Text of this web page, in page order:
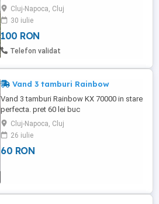
100 ron 12 ore,orar 7-19.1 bat-pescuit la
pluta
Cluj-Napoca, Cluj
30 iulie
100 RON
Telefon validat
Vand 3 tamburi Rainbow
Vand 3 tamburi Rainbow KX 70000 in stare
perfecta. pret 60 lei buc
Cluj-Napoca, Cluj
26 iulie
60 RON